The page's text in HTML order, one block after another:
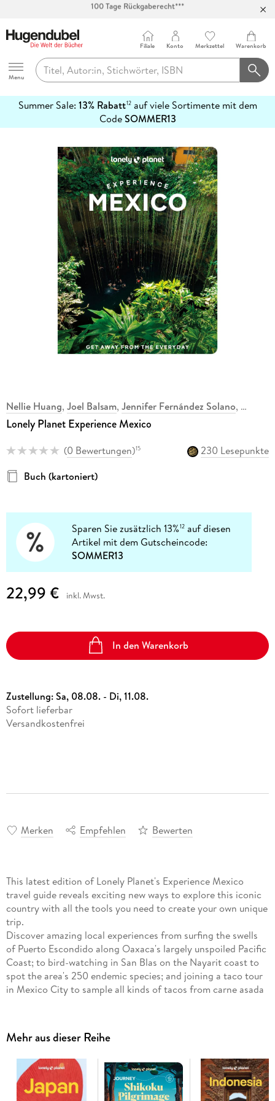
Abholung in über 100 Filialen
Hugendubel
Menu
Filiale Konto Merkzettel Warenkorb
Summer Sale: 13% Rabatt12auf viele Sortimente mit dem
CodeSOMMER13
erfahren
Nellie Huang, Joel Balsam, Jennifer Fernández Solano,
Lonely Planet Experience Mexico
(0 Bewertungen)15
230 Lesepunkte
Buch (kartoniert)
Sparen Sie zusätzlich 13%12 auf diesen
Artikel mit dem Gutscheincode:
SOMMER13
22,99 € inkl. Mwst.
In den Warenkorb
Zustellung:Sa, 08.08. - Di, 11.08.
Sofort lieferbar
Versandkostenfrei
Merken Empfehlen Bewerten
This latest edition of Lonely Planet's Experience Mexico
travel guide reveals exciting new ways to explore this iconic
country with all the tools you need to create your own unique
trip.
Discover amazing local experiences from surfing the swells
of Puerto Escondido along Oaxaca's largely unspoiled Pacific
Coast; to bird-watching in San Blas on the Nayarit coast to
spot the area's 250 endemic species; and joining a taco tour
in Mexico City to sample all kinds of tacos from carne asada
Mexico travel guide:
Our Experience guidebook format is led by local experts
who provide in-the-know tips so you can plan the ultimate
1-2 week adventure
Mehr aus dieser Reihe